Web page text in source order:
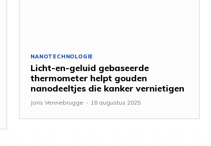
NANOTECHNOLOGIE
Licht-en-geluid gebaseerde
thermometer helpt gouden
nanodeeltjes die kanker vernietigen
Joris Vennebrugge - 18 augustus 2025